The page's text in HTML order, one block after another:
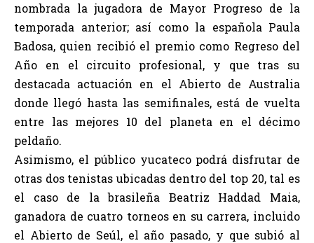
nombrada la jugadora de Mayor Progreso de la
temporada anterior; así como la española Paula
Badosa, quien recibió el premio como Regreso del
Año en el circuito profesional, y que tras su
destacada actuación en el Abierto de Australia
donde llegó hasta las semifinales, está de vuelta
entre las mejores 10 del planeta en el décimo
peldaño.
Asimismo, el público yucateco podrá disfrutar de
otras dos tenistas ubicadas dentro del top 20, tal es
el caso de la brasileña Beatriz Haddad Maia,
ganadora de cuatro torneos en su carrera, incluido
el Abierto de Seúl, el año pasado, y que subió al